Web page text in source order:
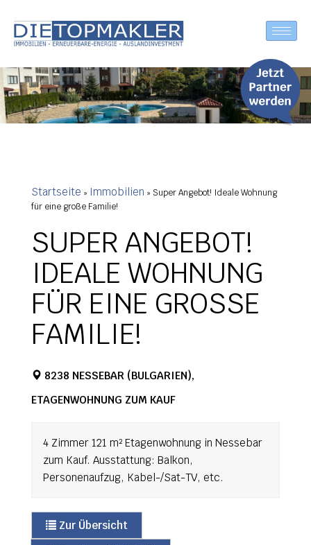
Startseite » Immobilien » Super Angebot! Ideale Wohnung
für eine große Familie!
SUPER ANGEBOT!
IDEALE WOHNUNG
FÜR EINE GROSSE F
AMILIE!
8238 NESSEBAR (BULGARIEN),
ETAGENWOHNUNG ZUM KAUF
4 Zimmer 121 m² Etagenwohnung in Nessebar
zum Kauf. Ausstattung: Balkon,
Personenaufzug, Kabel-/Sat-TV, etc.
Zur Übersicht